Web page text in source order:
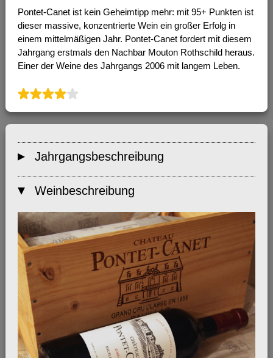
Pontet-Canet ist kein Geheimtipp mehr: mit 95+ Punkten ist
dieser massive, konzentrierte Wein ein großer Erfolg in
einem mittelmäßigen Jahr. Pontet-Canet fordert mit diesem
Jahrgang erstmals den Nachbar Mouton Rothschild heraus.
Einer der Weine des Jahrgangs 2006 mit langem Leben.
Jahrgangsbeschreibung
Weinbeschreibung